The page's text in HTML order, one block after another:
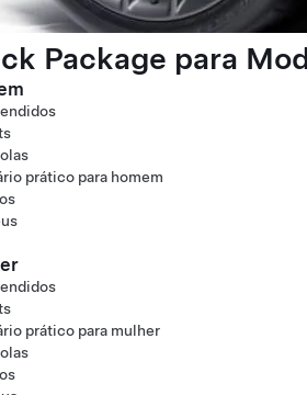
Package para
prático para homem
prático para mulher